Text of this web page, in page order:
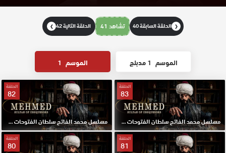
❮ الحلقة السابقة 40 تشاهد 41 الحلقة التالية 42 ❯
الموسم 1 مدبلج الموسم 1
الحلقة
83
مسلسل محمد الفاتح سلطان الفتوحات مترجم الحلقة 83 HD
الحلقة
82
مسلسل محمد الفاتح سلطان الفتوحات مترجم الحلقة 82 HD
الحلقة
81
الحلقة
80